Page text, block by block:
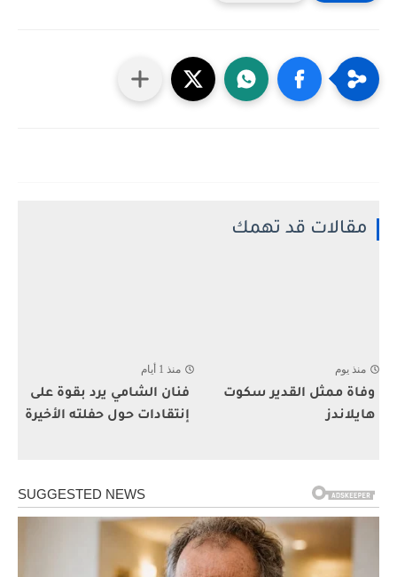
مقالات قد تهمك
منذ يوم
وفاة ممثل القدير سكوت
هايلاندز
منذ 1 أيام
فنان الشامي يرد بقوة على
إنتقادات حول حفلته الأخيرة